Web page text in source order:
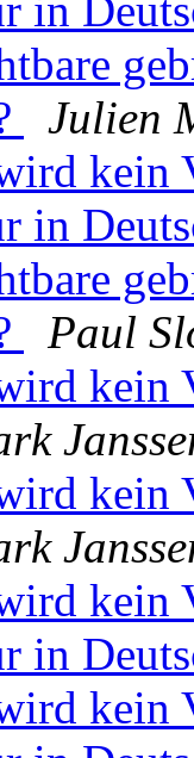
in
Julien
kein
in
Paul
kein
kein
kein
in
kein